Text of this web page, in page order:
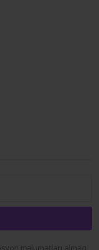
məlumatları almaq